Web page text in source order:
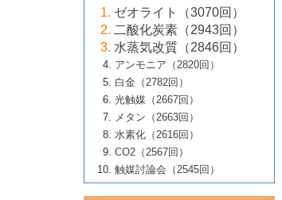
大学：オンライン・対面開催）
6号 メタン転換技術の最新動向
B号 第125回触媒討論会（2020年・工学
院大学）
5号 固体触媒による含窒素有機化合物変
換の最前線
6号 貴金属使用量低減に向けた自動車排
ガス浄化触媒の開発
B号 第123回触媒討論会（2019年・大阪
B号 第121回触媒討論会（2018年・東京
大学）
5号 水素のふるまいを解き明かす最先端
研究
6号 低級アルカンの有効利用のための触
媒技術
B号 第119回触媒討論会（2017年・首都
大学東京）
媒技術
3号 触媒研究の最先端～とびたて若き研究
者たち～（1）
4号 触媒研究の最先端～とびたて若き研究
者たち～（2）
5号 触媒研究の最先端～とびたて若き研究
者たち～（3）
6号 イオニクス材料と燃料電池・電解合成
の最新の研究動向
B号 第117回触媒討論会（2016年・大阪府
2号 石油精製用触媒の最近の進展
3号 固体酸化物形燃料電池（SOFC）におけ
るアノード触媒上での燃料直接改質技術
4号 コアシェル構造の制御による触媒機能
5号 工業触媒およびその周辺技術の最近の
進歩
6号 ナノシート
B号 第115回触媒討論会（2015年・成蹊大
2号 光触媒反応機構に関する最新の研究動
向
開発動向
4号 人工光合成に向けた近年のアプローチ
5号 未利用熱エネルギーの有効活用に貢献
する触媒技術
6号 ポリオキソメタレート
B号 第113回触媒討論会（2014年・ロワジ
1号 高耐久性燃料電池システム用触媒にお
ける新展開
2号 リビングラジカル重合の最近の動向
3号 天然ガスの化学工業的展開に関する触
媒技術
4号 貴金属触媒の精密構造制御とその活用
5号 バイオマス化成品製造のための固体触
6号 ナノ空間─吸着状態解析から新機能開拓
▼54巻（2012年）
1号 規則性多孔体の利用技術における最近
の進歩
2号 第109回触媒討論会
3号 貴金属低減技術の最新動向
4号 貴金属代替技術の最新動向
5号 光触媒による物質変換反応の新展開
6号 グラフェン
7号 水素を利用する化成品合成の新潮流
▼53巻（2011年）
1号 金属学から見る合金触媒の新展開
2号 第107回触媒討論会
3号 触媒のその場観察法の進歩（１）
4号 触媒のその場観察法の進歩（２）
5号 不活性結合の触媒的活性化による有機
合成
6号 新しい固体酸触媒技術
▼52巻（2010年）
1号 触媒の劣化対策と長寿命触媒開発
2号 第105回触媒討論会
3号 ナノ構造が拓く新機能
4号 活性サイトおよびその環境の精密な設
計による触媒の高機能化
5号 触媒を有効に使うための技術
1号 炭素材料－熱い注目を集める材料－
2号 第103回触媒討論会
3号 環境浄化用光触媒の現状と課題
4号 水素社会の実現に向けた水素製造・貯
▼50巻（2008年）
1号 触媒化学と学会のこの10年，半世紀，
そして未来
2号 第101回触媒討論会
▼49巻（2007年）
1号 含フッ素化合物の合成と触媒
2号 第99回触媒討論会
▼48巻（2006年）
1号 固体酸触媒の最近の進歩
ゼオライト（3070回）
二酸化炭素（2943回）
水蒸気改質（2846回）
アンモニア（2820回）
白金（2782回）
光触媒（2667回）
メタン（2663回）
水素化（2616回）
CO2（2567回）
触媒討論会（2545回）